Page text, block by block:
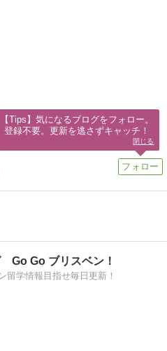
Go Go ブリスベン！
留学情報目指せ毎日更新！
【Tips】気になるブログをフォロー。
登録不要。更新を逃さずキャッチ！
閉じる